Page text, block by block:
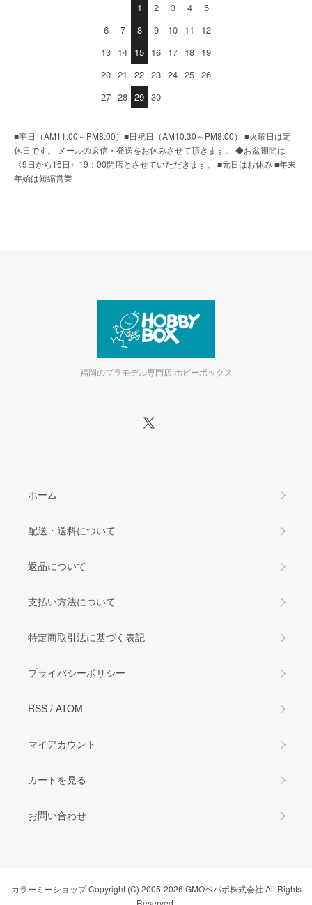
1
2 3 4
5
6
7 8 9 10 11
12
13 14 15 16 17 18 19
20 21 22 23 24 25 26
27 28 29 30
■平日（AM11:00～PM8:00）■日祝日（AM10:30～PM8:00） ■火曜日は定
休日です。 メールの返信・発送をお休みさせて頂きます。 ◆お盆期間は
〈9日から16日〉19：00閉店とさせていただきます。 ■元日はお休み ■年末
年始は短縮営業
福岡のプラモデル専門店 ホビーボックス
ホーム
配送・送料について
返品について
支払い方法について
特定商取引法に基づく表記
プライバシーポリシー
RSS / ATOM
マイアカウント
カートを見る
お問い合わせ
カラーミーショップCopyright (C) 2005-2026 GMOペパボ株式会社 All Rights